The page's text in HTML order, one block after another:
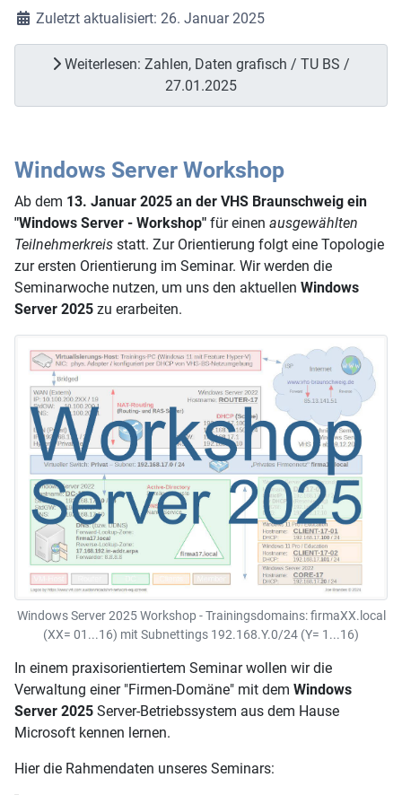
Zuletzt aktualisiert: 26. Januar 2025
Weiterlesen: Zahlen, Daten grafisch / TU BS /
27.01.2025
Windows Server Workshop
Ab dem 13. Januar 2025 an der VHS Braunschweig ein
"Windows Server - Workshop" für einen ausgewählten
Teilnehmerkreis statt. Zur Orientierung folgt eine Topologie
zur ersten Orientierung im Seminar. Wir werden die
Seminarwoche nutzen, um uns den aktuellen Windows
Server 2025 zu erarbeiten.
Windows Server 2025 Workshop - Trainingsdomains: firmaXX.local
(XX= 01...16) mit Subnettings 192.168.Y.0/24 (Y= 1...16)
In einem praxisorientiertem Seminar wollen wir die
Verwaltung einer "Firmen-Domäne" mit dem Windows
Server 2025 Server-Betriebssystem aus dem Hause
Microsoft kennen lernen.
Hier die Rahmendaten unseres Seminars: